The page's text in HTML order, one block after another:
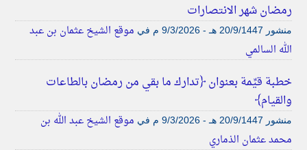
رمضان شهر الانتصارات
منشور في موقع الشيخ عثمان بن عبد
الله السالمي
خطبة قيِّمة بعنوان ﴿تدارك ما بقي من رمضان بالطاعات
والقيام﴾
منشور في موقع الشيخ عبد الله بن
محمد عثمان الذماري